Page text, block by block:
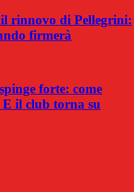
rinnovo di Pellegrini:
firmerà
forte: come
il club torna su